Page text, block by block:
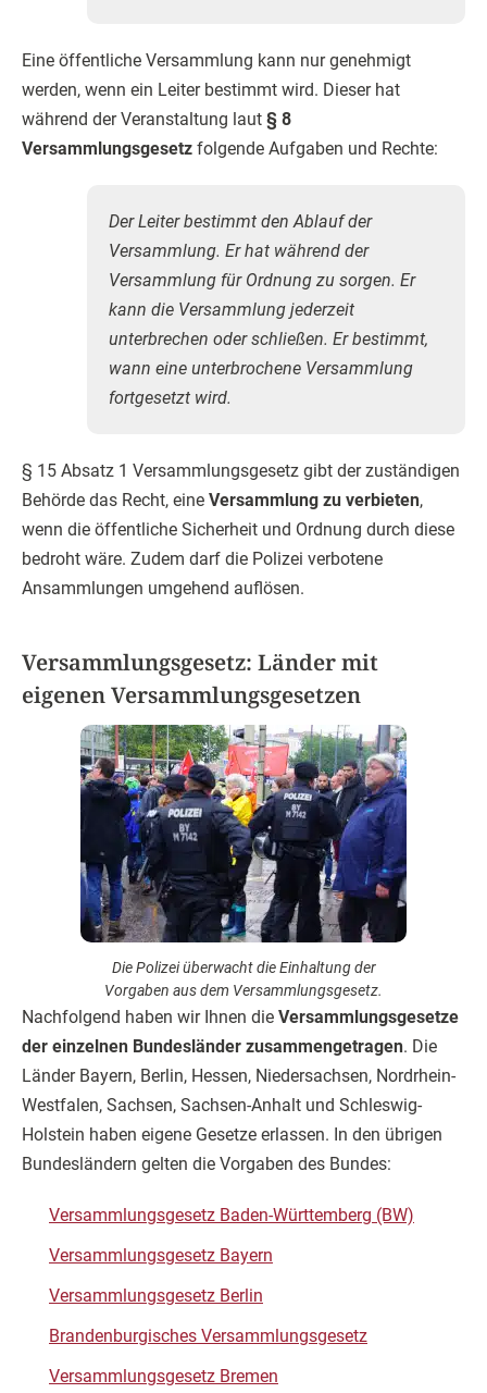
Eine öffentliche Versammlung kann nur genehmigt
werden, wenn ein Leiter bestimmt wird. Dieser hat
während der Veranstaltung laut § 8
Versammlungsgesetz folgende Aufgaben und Rechte:
Der Leiter bestimmt den Ablauf der
Versammlung. Er hat während der
Versammlung für Ordnung zu sorgen. Er
kann die Versammlung jederzeit
unterbrechen oder schließen. Er bestimmt,
wann eine unterbrochene Versammlung
fortgesetzt wird.
§ 15 Absatz 1 Versammlungsgesetz gibt der zuständigen
Behörde das Recht, eine Versammlung zu verbieten,
wenn die öffentliche Sicherheit und Ordnung durch diese
bedroht wäre. Zudem darf die Polizei verbotene
Ansammlungen umgehend auflösen.
Versammlungsgesetz: Länder mit
eigenen Versammlungsgesetzen
Die Polizei überwacht die Einhaltung der
Vorgaben aus dem Versammlungsgesetz.
Nachfolgend haben wir Ihnen die Versammlungsgesetze
der einzelnen Bundesländer zusammengetragen. Die
Länder Bayern, Berlin, Hessen, Niedersachsen, Nordrhein-
Westfalen, Sachsen, Sachsen-Anhalt und Schleswig-
Holstein haben eigene Gesetze erlassen. In den übrigen
Bundesländern gelten die Vorgaben des Bundes:
Versammlungsgesetz Baden-Württemberg (BW)
Versammlungsgesetz Bayern
Versammlungsgesetz Berlin
Brandenburgisches Versammlungsgesetz
Versammlungsgesetz Bremen